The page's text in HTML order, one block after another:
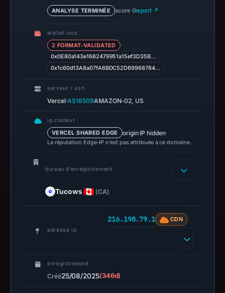
14:35
URLScan
captured
the
Feb
2026
at
UTC.
or
results
ANALYSE TERMINÉE score 0report ↗
wallet iocs
2 FORMAT-VALIDATED
0x0E80a143e1682479951a15ef3D35B…
0x1c60d13A8a07fA6BDC52D69968784…
serveur / asn
Vercel·AS16509AMAZON-02, US
ip context
VERCEL SHARED EDGE origin IP hidden
La réputation Edge-IP n’est pas attribuée à ce domaine.
bureau d’enregistrement
Tucows (CA)
adresse ip
216.198.79.1 CDN
enregistrement
Créé25/08/2025(346d)